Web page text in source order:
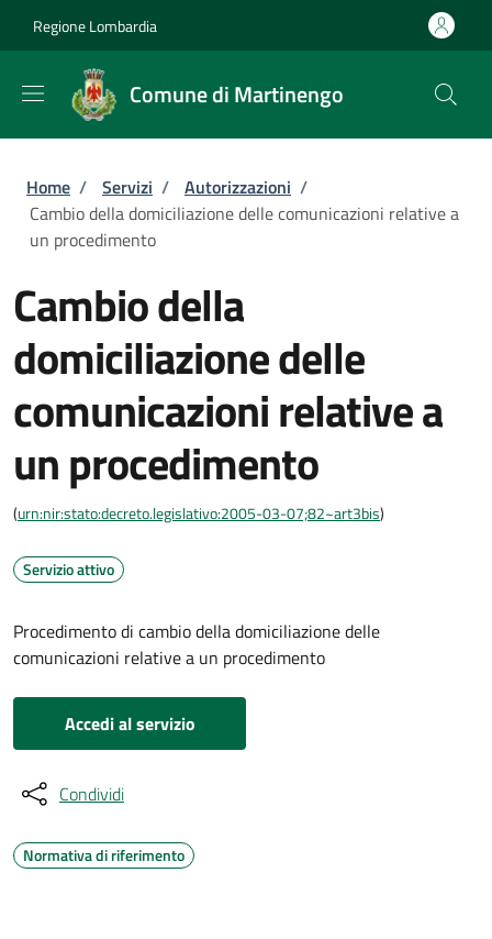
Regione Lombardia
Comune di Martinengo
Briciole di pane
Home / Servizi / Autorizzazioni /
Cambio della domiciliazione delle comunicazioni relative a
un procedimento
Cambio della
domiciliazione delle
comunicazioni relative a
un procedimento
(urn:nir:stato:decreto.legislativo:2005-03-07;82~art3bis)
Servizio attivo
Procedimento di cambio della domiciliazione delle
comunicazioni relative a un procedimento
Accedi al servizio
Condividi
Normativa di riferimento